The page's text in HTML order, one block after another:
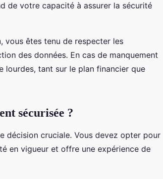
de votre capacité à assurer la sécurité
vous êtes tenu de respecter les
des données. En cas de manquement
lourdes, tant sur le plan financier que
sécurisée ?
décision cruciale. Vous devez opter pour
en vigueur et offre une expérience de